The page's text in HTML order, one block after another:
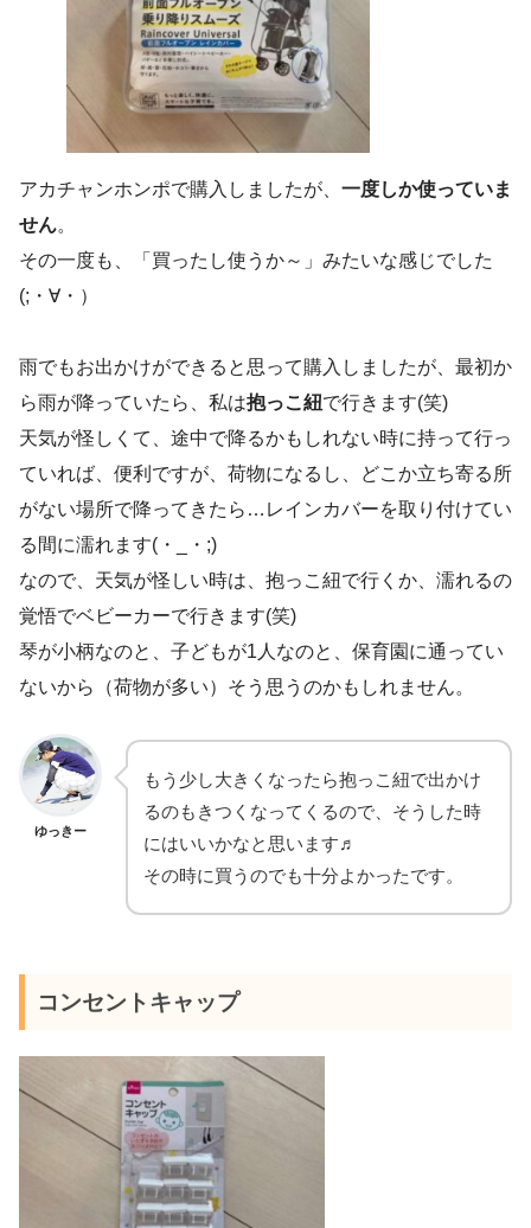
アカチャンホンポで購入しましたが、 一度しか使っていま
せん。
その一度も、「買ったし使うか～」みたいな感じでした
(;・∀・）
雨でもお出かけができると思って購入しましたが、最初か
ら雨が降っていたら、私は抱っこ紐で行きます(笑)
天気が怪しくて、途中で降るかもしれない時に持って行っ
ていれば、便利ですが、荷物になるし、どこか立ち寄る所
がない場所で降ってきたら…レインカバーを取り付けてい
る間に濡れます(・_・;)
なので、天気が怪しい時は、抱っこ紐で行くか、濡れるの
覚悟でベビーカーで行きます(笑)
琴が小柄なのと、子どもが1人なのと、保育園に通ってい
ないから（荷物が多い）そう思うのかもしれません。
ゆっきー
もう少し大きくなったら抱っこ紐で出かけ
るのもきつくなってくるので、そうした時
にはいいかなと思います♬
その時に買うのでも十分よかったです。
コンセントキャップ